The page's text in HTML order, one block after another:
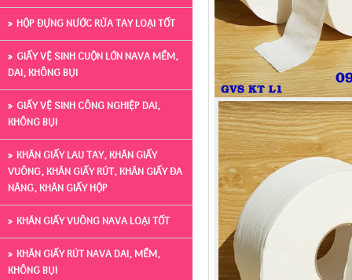
HỘP ĐỰNG NƯỚC RỬA TAY LOẠI TỐT
GIẤY VỆ SINH CUỘN LỚN NAVA MỀM,
DAI, KHÔNG BỤI
GIẤY VỆ SINH CÔNG NGHIỆP DAI,
KHÔNG BỤI
KHĂN GIẤY LAU TAY, KHĂN GIẤY
VUÔNG, KHĂN GIẤY RÚT, KHĂN GIẤY ĐA
NĂNG, KHĂN GIẤY HỘP
KHĂN GIẤY VUÔNG NAVA LOẠI TỐT
KHĂN GIẤY RÚT NAVA DAI, MỀM,
KHÔNG BỤI